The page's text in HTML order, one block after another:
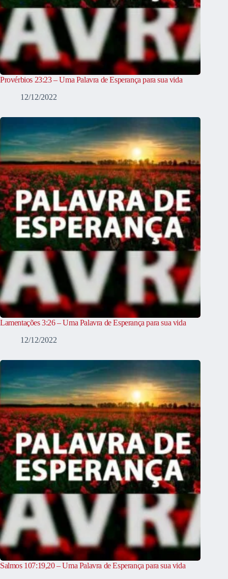
Provérbios 23:23 – Uma Palavra de Esperança para sua vida
12/12/2022
Lamentações 3:26 – Uma Palavra de Esperança para sua vida
12/12/2022
Salmos 107:19,20 – Uma Palavra de Esperança para sua vida